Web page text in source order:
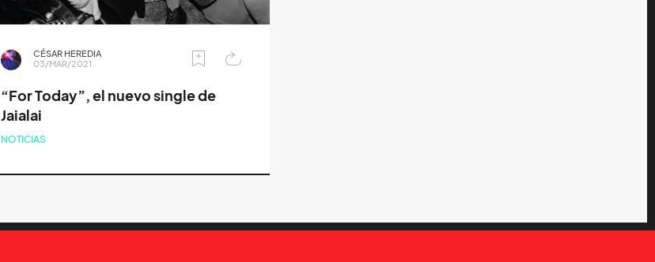
CÉSAR HEREDIA
03/MAR/2021
“For Today”, el nuevo single de
Jaialai
NOTICIAS